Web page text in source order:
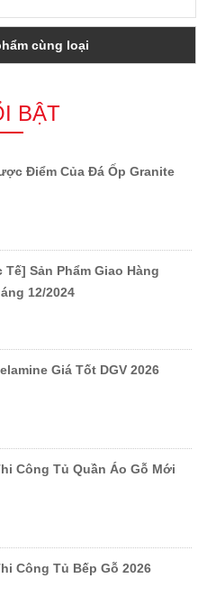
cùng loại
BẬT
Điểm Của Đá Ốp Granite
Sản Phẩm Giao Hàng
12/2024
Giá Tốt DGV 2026
Công Tủ Quần Áo Gỗ Mới
Công Tủ Bếp Gỗ 2026